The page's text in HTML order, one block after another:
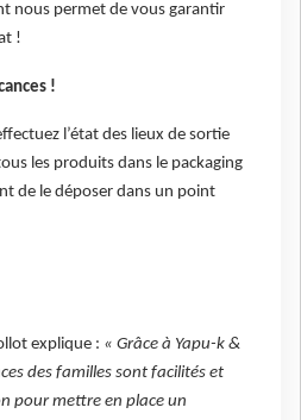
nous permet de vous garantir
!
!
l’état des lieux de sortie
les produits dans le packaging
de le déposer dans un point
explique : « Grâce à Yapu-k &
des familles sont facilités et
pour mettre en place un